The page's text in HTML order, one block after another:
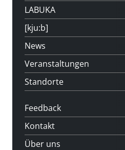
LABUKA
[kju:b]
News
Veranstaltungen
Standorte
Feedback
Kontakt
Über uns